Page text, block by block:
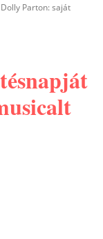
Parton: saját